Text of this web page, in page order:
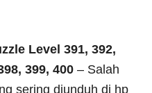
Level 391, 392,
399, 400 – Salah
sering diunduh di hp